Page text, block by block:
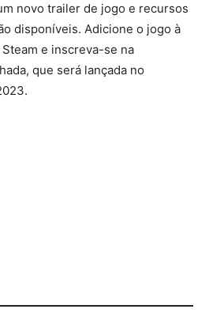
novo trailer de jogo e recursos
disponíveis. Adicione o jogo à
e inscreva-se na
que será lançada no